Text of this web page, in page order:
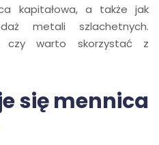
kapitałowa, a także jak
metali szlachetnych.
czy warto skorzystać z
się mennica